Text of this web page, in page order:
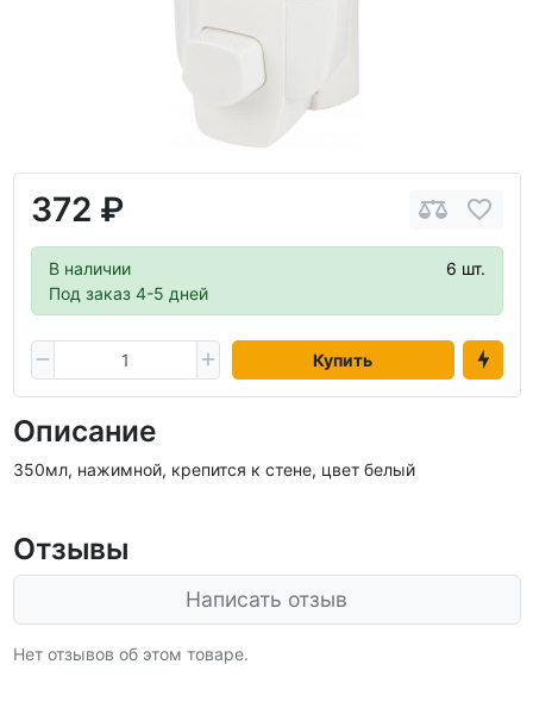
372 ₽
В наличии
6 шт.
Под заказ 4-5 дней
Купить
Описание
350мл, нажимной, крепится к стене, цвет белый
Отзывы
Написать отзыв
Нет отзывов об этом товаре.